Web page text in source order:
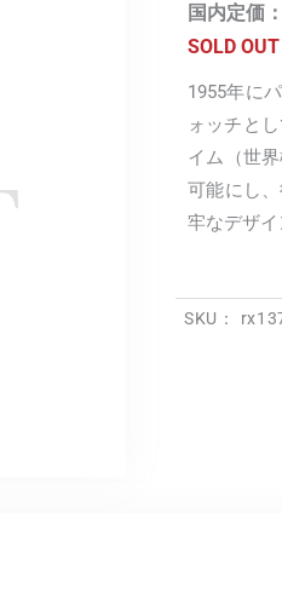
国内定価：
SOLD OUT
1955年に
ォッチと
イム（世
可能にし
牢なデザイ
SKU：